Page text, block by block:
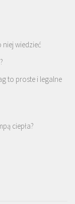
wiedzieć
to proste i legalne
ciepła?